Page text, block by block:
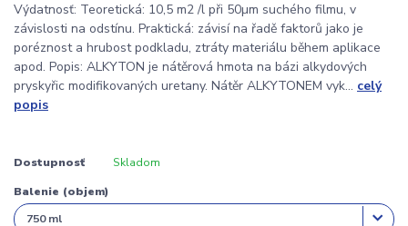
Výdatnosť: Teoretická: 10,5 m2 /l při 50µm suchého filmu, v
závislosti na odstínu. Praktická: závisí na řadě faktorů jako je
poréznost a hrubost podkladu, ztráty materiálu během aplikace
apod. Popis: ALKYTON je nátěrová hmota na bázi alkydových
pryskyřic modifikovaných uretany. Nátěr ALKYTONEM vyk... celý
popis
Dostupnosť Skladom
Balenie (objem)